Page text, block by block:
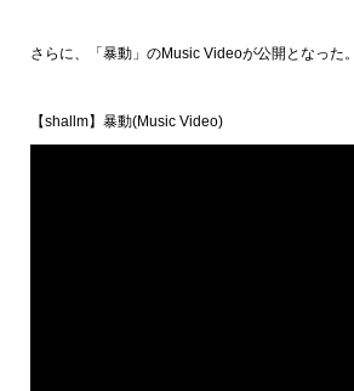
さらに、「暴動」のMusic Videoが公開となった。
【shallm】暴動(Music Video)